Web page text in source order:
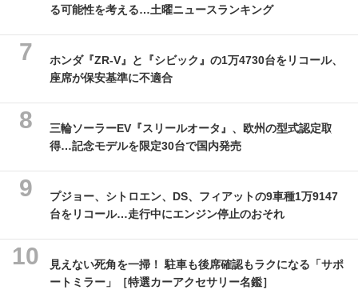
る可能性を考える…土曜ニュースランキング
ホンダ『ZR-V』と『シビック』の1万4730台をリコール、
座席が保安基準に不適合
三輪ソーラーEV『スリールオータ』、欧州の型式認定取
得…記念モデルを限定30台で国内発売
プジョー、シトロエン、DS、フィアットの9車種1万9147
台をリコール…走行中にエンジン停止のおそれ
見えない死角を一掃！ 駐車も後席確認もラクになる「サポ
ートミラー」［特選カーアクセサリー名鑑］